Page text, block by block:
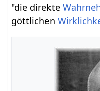
"die direkte
göttlichen